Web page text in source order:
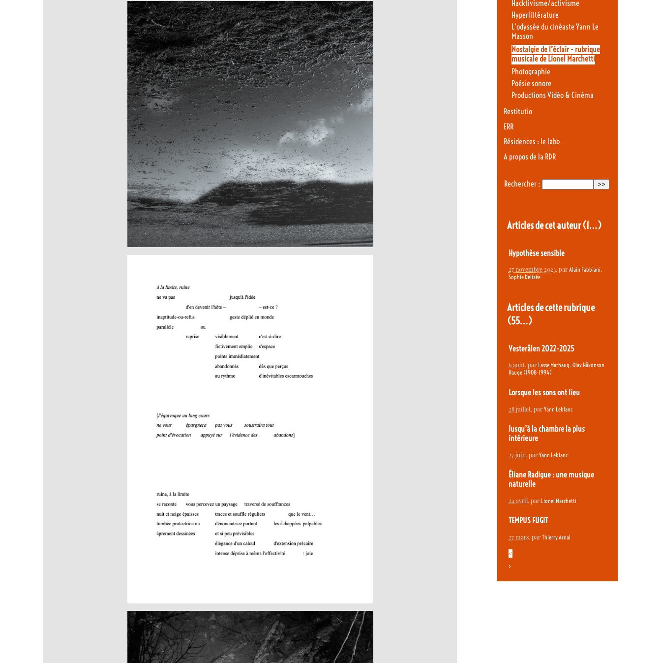
Hacktivisme/activisme
Hyperlittérature
L’odyssée du cinéaste Yann Le
Masson
Nostalgie de l’éclair - rubrique
musicale de Lionel Marchetti
Photographie
Poésie sonore
Productions Vidéo & Cinéma
Restitutio
ERR
Résidences : le labo
A propos de la RDR
Rechercher :
Articles de cet auteur(1…)
Hypothèse sensible
27 novembre 2023, par Alain Fabbiani,
Sophie Delizée
Articles de cette rubrique
(55…)
Vesterålen 2022-2025
6 août, par Lasse Marhaug, Olav Håkonson
Hauge (1908-1994)
Lorsque les sons ont lieu
28 juillet, par Yann Leblanc
Jusqu’à la chambre la plus
intérieure
27 juin, par Yann Leblanc
Éliane Radigue : une musique
naturelle
24 avril, par Lionel Marchetti
TEMPUS FUGIT
27 mars, par Thierry Arnal
<
>